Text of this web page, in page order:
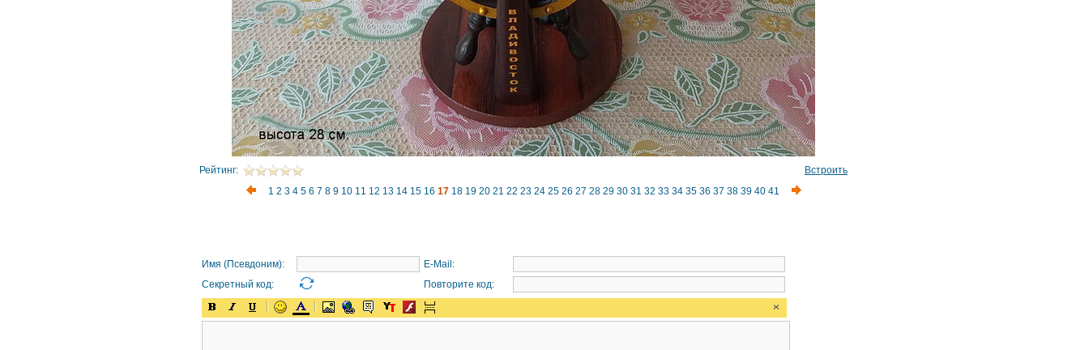
Рейтинг:
Встроить
1 2 3 4 5 6 7 8 9 10 11 12 13 14 15 16 17 18 19 20 21 22 23 24 25 26 27 28 29 30 31 32 33 34 35 36 37 38 39 40 41
Имя (Псевдоним):
E-Mail:
Секретный код:
Повторите код: